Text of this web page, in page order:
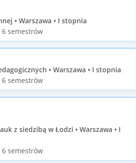
• Warszawa • I stopnia
semestrów
• Warszawa • I stopnia
semestrów
z siedzibą w Łodzi • Warszawa • I
semestrów